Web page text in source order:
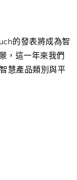
的發表將成為智
，這一年來我們
慧產品類別與平